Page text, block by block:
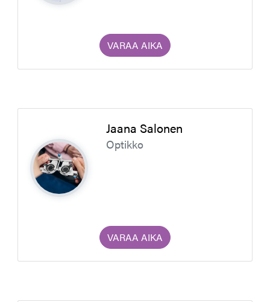
VARAA AIKA
Jaana Salonen
Optikko
VARAA AIKA